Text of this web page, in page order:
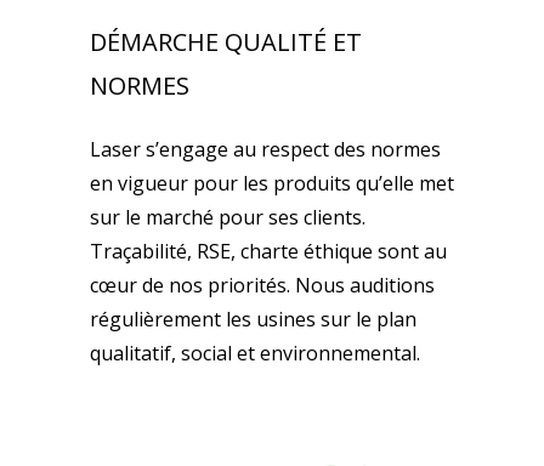
DÉMARCHE QUALITÉ ET
NORMES
Laser s’engage au respect des normes
en vigueur pour les produits qu’elle met
sur le marché pour ses clients.
Traçabilité, RSE, charte éthique sont au
cœur de nos priorités. Nous auditions
régulièrement les usines sur le plan
qualitatif, social et environnemental.